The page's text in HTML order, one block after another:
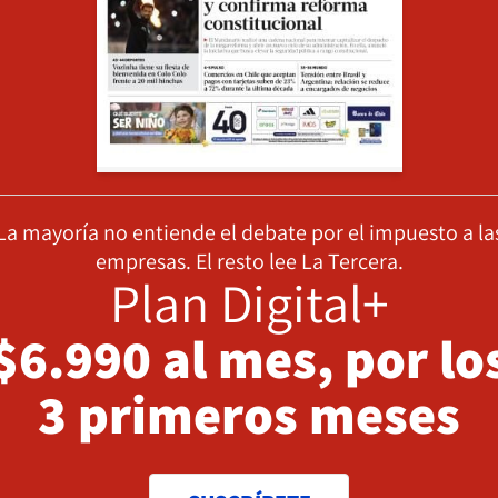
mayoría no entiende el debate por el impuesto a
empresas. El resto lee La Tercera.
Plan Digital+
al mes, por
3 primeros meses